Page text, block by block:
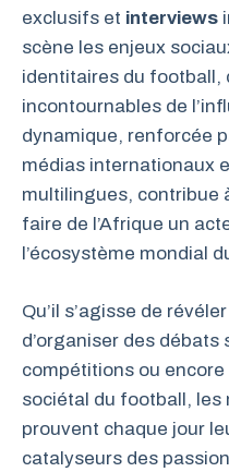
exclusifs et interviews
scène les enjeux
identitaires du football,
incontournables de
dynamique, renforcée
médias internationaux
multilingues, contribue
faire de l’Afrique un
l’écosystème mondial
Qu’il s’agisse de
d’organiser des débats
compétitions ou encore
sociétal du football, les
prouvent chaque jour
catalyseurs des